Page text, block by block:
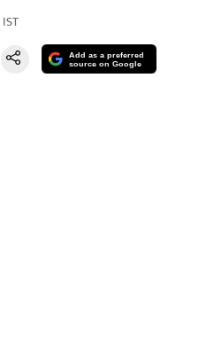
IST
Add as a preferred
source on Google